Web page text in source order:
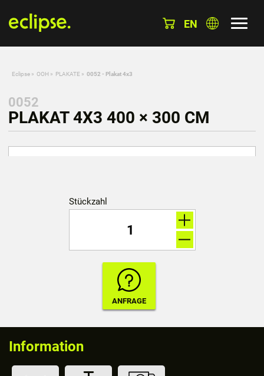
EN
Eclipse » OOH » PLAKATE » 0052 - Plakat 4x3
0052
PLAKAT 4X3 400 × 300 CM
Stückzahl
Information